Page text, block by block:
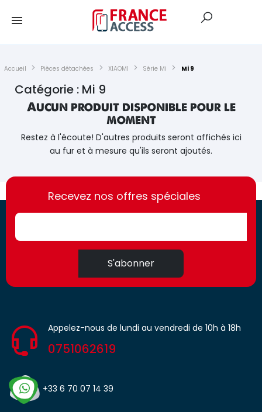
Accueil Pièces détachées XIAOMI Série Mi Mi 9
Catégorie : Mi 9
Aucun produit disponible pour le
moment
Restez à l'écoute! D'autres produits seront affichés ici
au fur et à mesure qu'ils seront ajoutés.
https://france-
access.fr
https://france-
access.fr
Recevez nos offres spéciales
S'abonner
Appelez-nous de lundi au vendredi de 10h à 18h
0751062619
+33 6 70 07 14 39